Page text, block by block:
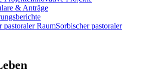
& Anträge
Sorbischer pastoraler